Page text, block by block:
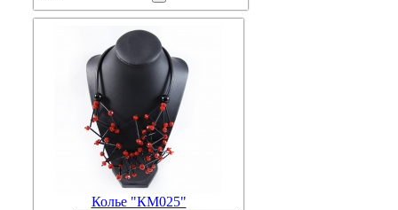
Колье "КМ025"